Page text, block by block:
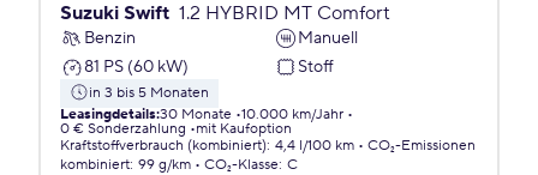
Suzuki Swift 1.2 HYBRID MT Comfort
Benzin
Manuell
81 PS (60 kW)
Stoff
in 3 bis 5 Monaten
Leasingdetails:30 Monate 10.000 km/Jahr
0 € Sonderzahlung
mit Kaufoption
Kraftstoffverbrauch (kombiniert): 4,4 l/100 km
CO₂-Emissionen
kombiniert: 99 g/km CO₂-Klasse: C